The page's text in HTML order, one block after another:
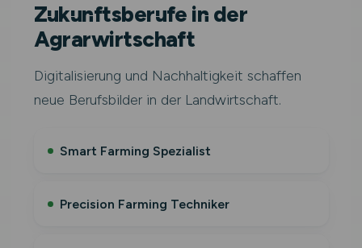
Zukunftsberufe in der
Agrarwirtschaft
Digitalisierung und Nachhaltigkeit schaffen
neue Berufsbilder in der Landwirtschaft.
Smart Farming Spezialist
Precision Farming Techniker